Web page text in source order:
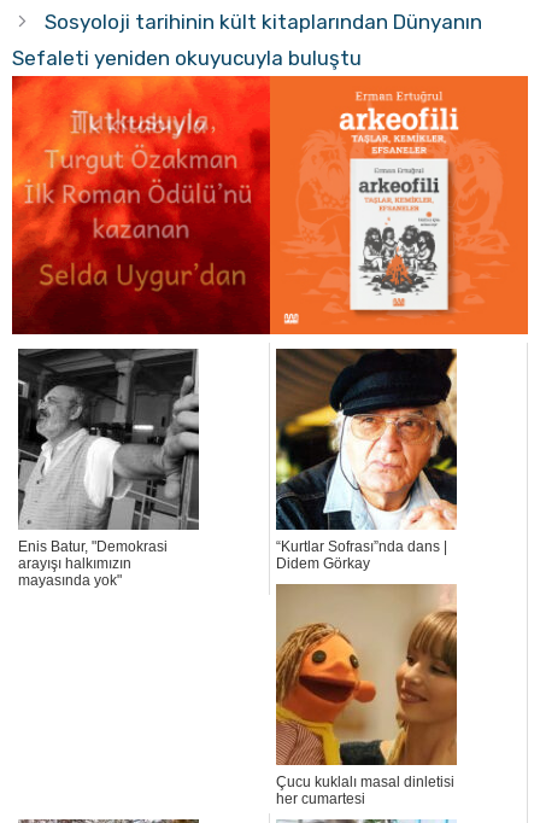
Sosyoloji tarihinin kült kitaplarından Dünyanın
Sefaleti yeniden okuyucuyla buluştu
Enis Batur, "Demokrasi
arayışı halkımızın
mayasında yok"
“Kurtlar Sofrası”nda dans |
Didem Görkay
Çucu kuklalı masal dinletisi
her cumartesi